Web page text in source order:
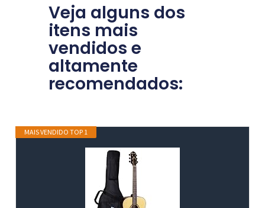
Veja alguns dos
itens mais
vendidos e
altamente
recomendados:
MAIS VENDIDO TOP 1